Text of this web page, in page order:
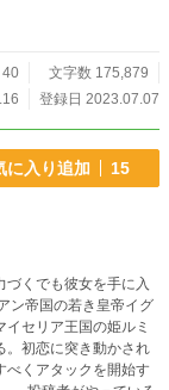
40
文字数 175,879
登録日 2023.07.07
に入り追加 15
くでも彼女を手に入
ン帝国の若き皇帝イグ
セリア王国の姫ルミ
。初恋に突き動かされ
べくアタックを開始す